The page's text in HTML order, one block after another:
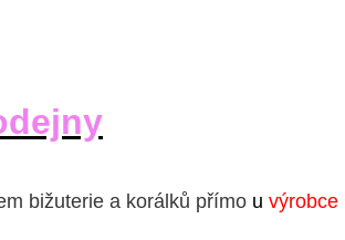
bižuterie a korálků přímo u výrobce